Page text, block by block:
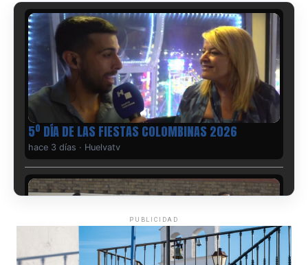
5º DÍA DE LAS FIESTAS COLOMBINAS 2026
hace 3 días · Huelvatv
PUBLICIDAD